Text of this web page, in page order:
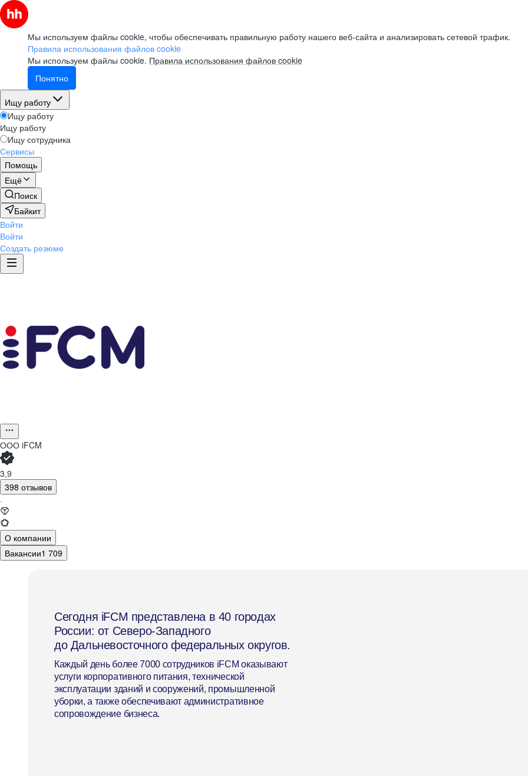
Мы используем файлы cookie, чтобы обеспечивать правильную работу нашего веб-сайта и анализировать сетевой трафик.
Правила использования файлов cookie
Мы используем файлы cookie. Правила использования файлов cookie
Понятно
Ищу работу
Ищу работу
Ищу работу
Ищу сотрудника
Сервисы
Помощь
Ещё
Поиск
Байкит
Войти
Войти
Создать резюме
ООО iFCM
3,9
398 отзывов
·
О компании
Вакансии1 709
Сегодня iFCM представлена в 40 городах
России: от Северо-Западного
до Дальневосточного федеральных округов.
Каждый день более 7000 сотрудников iFCM оказывают
услуги корпоративного питания, технической
эксплуатации зданий и сооружений, промышленной
уборки, а также обеспечивают административное
сопровождение бизнеса.